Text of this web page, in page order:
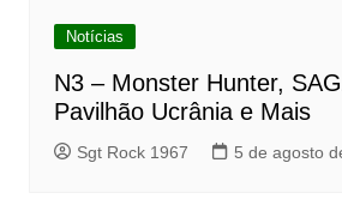
Notícias
N3 – Monster Hunter,
Pavilhão Ucrânia e Mais
Sgt Rock 1967 5 de agosto